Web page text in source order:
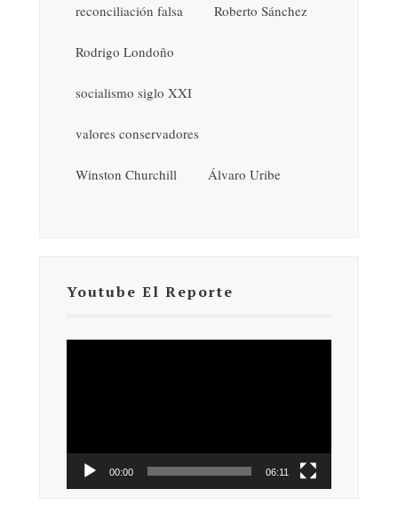
reconciliación falsa Roberto Sánchez
Rodrigo Londoño
socialismo siglo XXI
valores conservadores
Winston Churchill Álvaro Uribe
Youtube El Reporte
00:00 06:11